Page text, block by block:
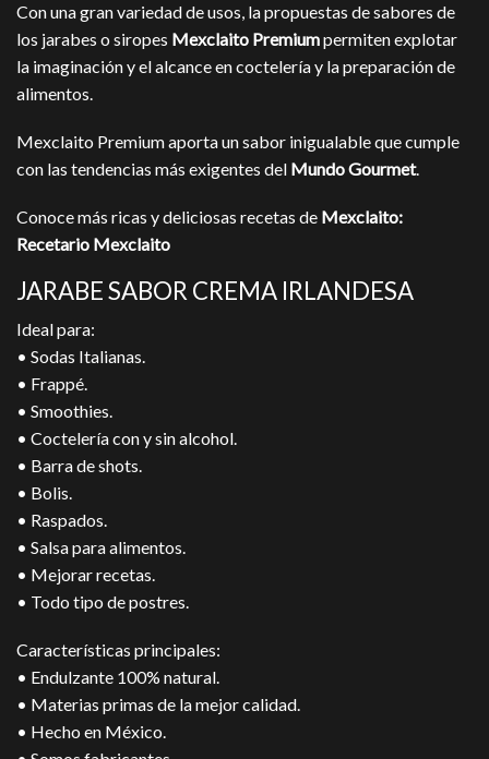
Con una gran variedad de usos, la propuestas de sabores de
los jarabes o siropes Mexclaito Premiumpermiten explotar
la imaginación y el alcance en coctelería y la preparación de
alimentos.
Mexclaito Premiumaporta un sabor inigualable que cumple
con las tendencias más exigentes del Mundo Gourmet.
Conoce más ricas y deliciosas recetas de Mexclaito:
Recetario Mexclaito
JARABE SABOR CREMA IRLANDESA
Ideal para:
• Sodas Italianas.
• Frappé.
• Smoothies.
• Coctelería con y sin alcohol.
• Barra de shots.
• Bolis.
• Raspados.
• Salsa para alimentos.
• Mejorar recetas.
• Todo tipo de postres.
Características principales:
• Endulzante 100% natural.
• Materias primas de la mejor calidad.
• Hecho en México.